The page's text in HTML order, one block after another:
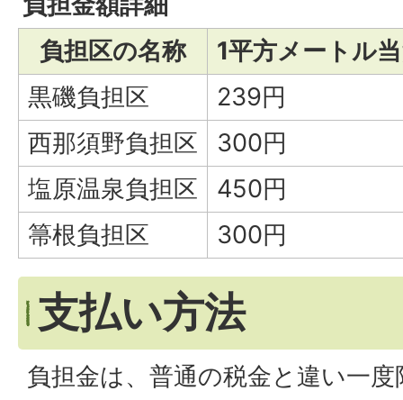
負担区の名称
1平方メートル
黒磯負担区
239円
西那須野負担区
300円
塩原温泉負担区
450円
箒根負担区
300円
支払い方法
負担金は、普通の税金と違い一